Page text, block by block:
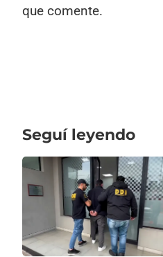
que comente.
Seguí leyendo